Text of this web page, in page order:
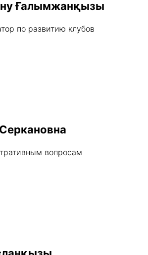
Ғалымжанқызы
по развитию клубов
вопросам